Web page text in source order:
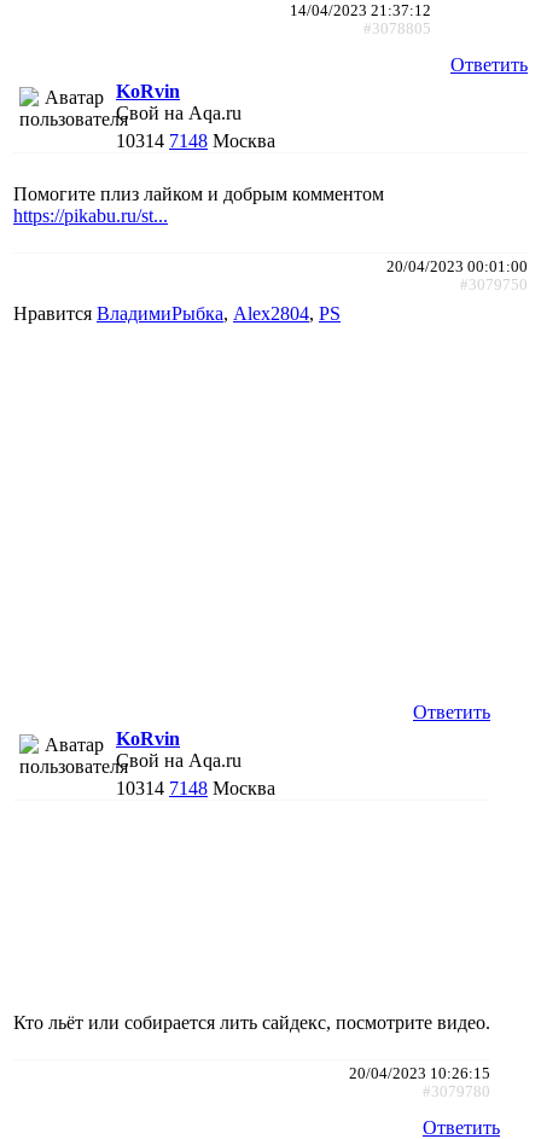
14/04/2023 21:37:12
#3078805
Ответить
KoRvin
Свой на Aqa.ru
10314 7148 Москва
Помогите плиз лайком и добрым комментом
https://pikabu.ru/st...
20/04/2023 00:01:00
#3079750
Нравится ВладимиРыбка, Alex2804, PS
Ответить
KoRvin
Свой на Aqa.ru
10314 7148 Москва
Кто льёт или собирается лить сайдекс, посмотрите видео.
20/04/2023 10:26:15
#3079780
Ответить